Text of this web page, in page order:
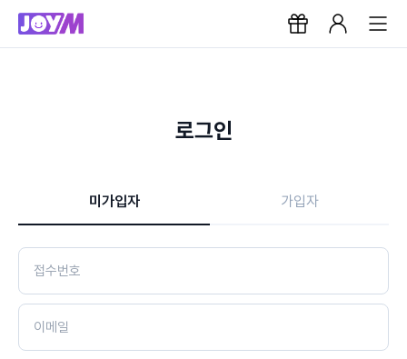
로그인
미가입자 가입자